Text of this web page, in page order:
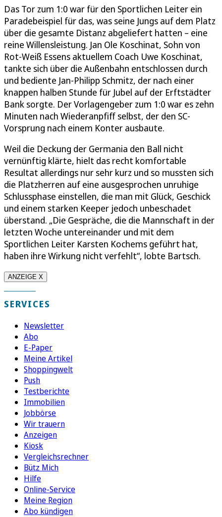
Das Tor zum 1:0 war für den Sportlichen Leiter ein
Paradebeispiel für das, was seine Jungs auf dem Platz
über die gesamte Distanz abgeliefert hatten – eine
reine Willensleistung. Jan Ole Koschinat, Sohn von
Rot-Weiß Essens aktuellem Coach Uwe Koschinat,
tankte sich über die Außenbahn entschlossen durch
und bediente Jan-Philipp Schmitz, der nach einer
knappen halben Stunde für Jubel auf der Erftstädter
Bank sorgte. Der Vorlagengeber zum 1:0 war es zehn
Minuten nach Wiederanpfiff selbst, der den SC-
Vorsprung nach einem Konter ausbaute.
Weil die Deckung der Germania den Ball nicht
vernünftig klärte, hielt das recht komfortable
Resultat allerdings nur sehr kurz und so mussten sich
die Platzherren auf eine ausgesprochen unruhige
Schlussphase einstellen, die man mit Glück, Geschick
und einem starken Keeper jedoch unbeschadet
überstand. „Die Gespräche, die die Mannschaft in der
letzten Woche untereinander und mit dem
Sportlichen Leiter Karsten Kochems geführt hat,
haben ihre Wirkung nicht verfehlt“, lobte Bartsch.
ANZEIGE X
SERVICES
Newsletter
Abo
E-Paper
Meine Artikel
Shoppingwelt
Push
Testberichte
Immobilien
Jobbörse
Wir trauern
Anzeigen
Kiosk
Vergleichsrechner
Bütz Mich
Hilfe
Online-Service
Meine Region
Abo kündigen